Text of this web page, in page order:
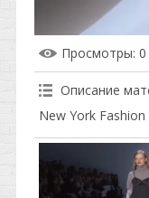
Просмотры: 0
Описание
New York Fashion